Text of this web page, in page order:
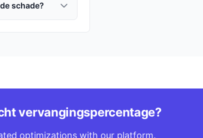
schade?
vervangingspercentage?
optimizations with our platform.